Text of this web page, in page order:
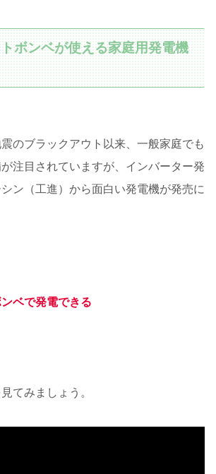
ボンベが使える家庭用発電機
のブラックアウト以来、一般家庭でも
注目されていますが、インバーター発
ン（工進）から面白い発電機が発売に
ベで発電できる
てみましょう。